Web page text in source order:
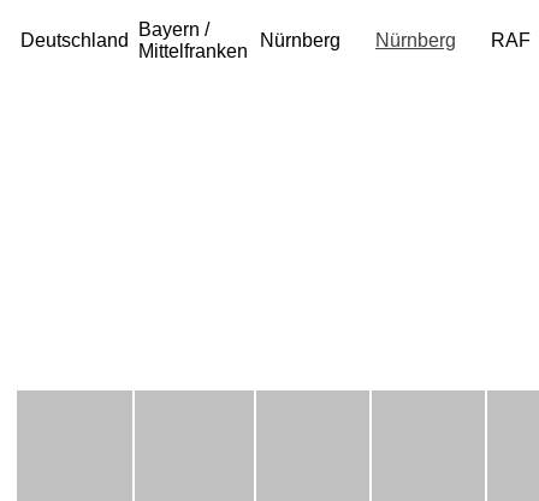
Deutschland
Bayern /
Mittelfranken
Nürnberg Nürnberg RAF